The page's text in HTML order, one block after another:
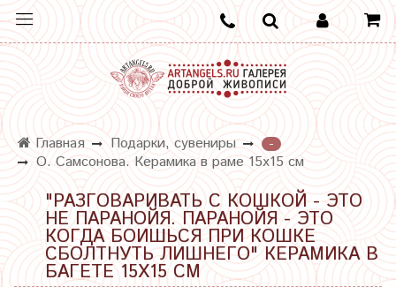
Главная Подарки, сувениры
-
О. Самсонова. Керамика в раме 15х15 см
"РАЗГОВАРИВАТЬ С КОШКОЙ - ЭТО
НЕ ПАРАНОЙЯ. ПАРАНОЙЯ - ЭТО
КОГДА БОИШЬСЯ ПРИ КОШКЕ
СБОЛТНУТЬ ЛИШНЕГО" КЕРАМИКА В
БАГЕТЕ 15Х15 СМ